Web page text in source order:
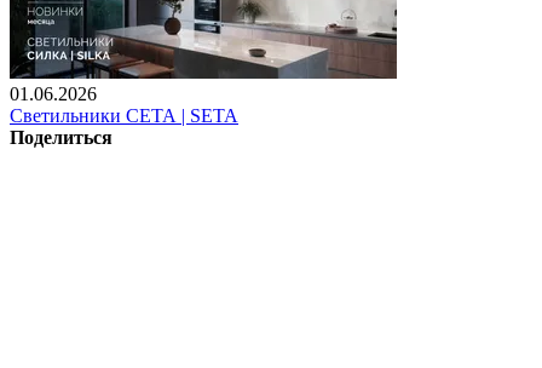
01.06.2026
Светильники СЕТА | SETA
Поделиться